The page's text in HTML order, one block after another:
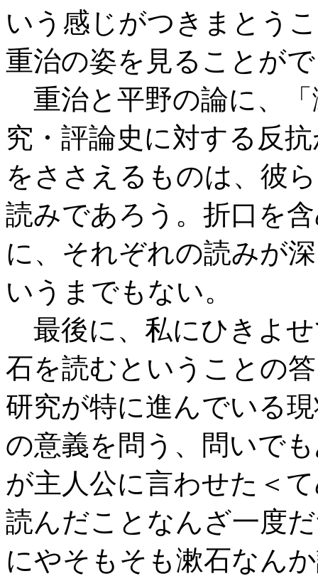
いう感じがつきまとう
重治の姿を見ることが
重治と平野の論に、
究・評論史に対する反
をささえるものは、彼
読みであろう。折口を
に、それぞれの読みが
いうまでもない。
最後に、私にひきよ
石を読むということの
研究が特に進んでいる
の意義を問う、問いで
が主人公に言わせた＜
読んだことなんざ一度
にやそもそも漱石なん